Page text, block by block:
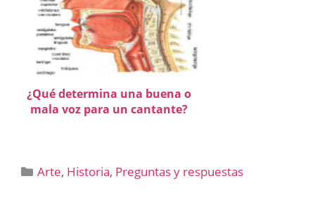
¿Qué determina una buena o
mala voz para un cantante?
Categorías
Arte, Historia, Preguntas y respuestas